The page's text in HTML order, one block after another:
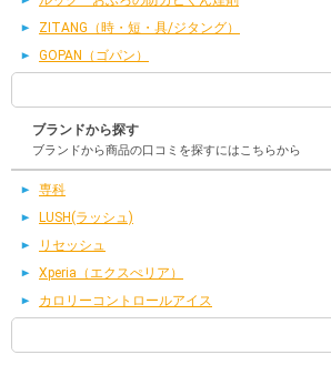
ZITANG（時・短・具/ジタング）
GOPAN（ゴパン）
ブランドから探す
ブランドから商品の口コミを探すにはこちらから
専科
LUSH(ラッシュ)
リセッシュ
Xperia（エクスぺリア）
カロリーコントロールアイス